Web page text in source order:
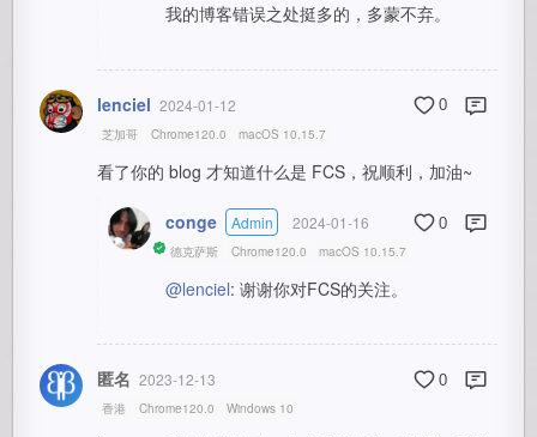
我的博客错误之处挺多的，多蒙不弃。
lenciel 2024-01-12 0
芝加哥 Chrome120.0 macOS 10.15.7
看了你的 blog 才知道什么是 FCS，祝顺利，加油~
conge Admin 2024-01-16 0
德克萨斯 Chrome120.0 macOS 10.15.7
@lenciel: 谢谢你对FCS的关注。
匿名 2023-12-13 0
香港 Chrome120.0 Windows 10